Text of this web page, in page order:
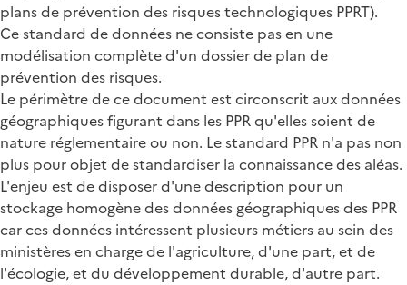
plans de prévention des risques technologiques PPRT).
Ce standard de données ne consiste pas en une
modélisation complète d'un dossier de plan de
prévention des risques.
Le périmètre de ce document est circonscrit aux données
géographiques figurant dans les PPR qu'elles soient de
nature réglementaire ou non. Le standard PPR n'a pas non
plus pour objet de standardiser la connaissance des aléas.
L'enjeu est de disposer d'une description pour un
stockage homogène des données géographiques des PPR
car ces données intéressent plusieurs métiers au sein des
ministères en charge de l'agriculture, d'une part, et de
l'écologie, et du développement durable, d'autre part.